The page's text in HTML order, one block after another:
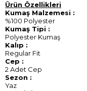
Ürün Özellikleri
Kumaş Malzemesi :
%100 Polyester
Kumaş Tipi :
Polyester Kumaş
Kalıp :
Regular Fit
Cep :
2 Adet Cep
Sezon :
Yaz